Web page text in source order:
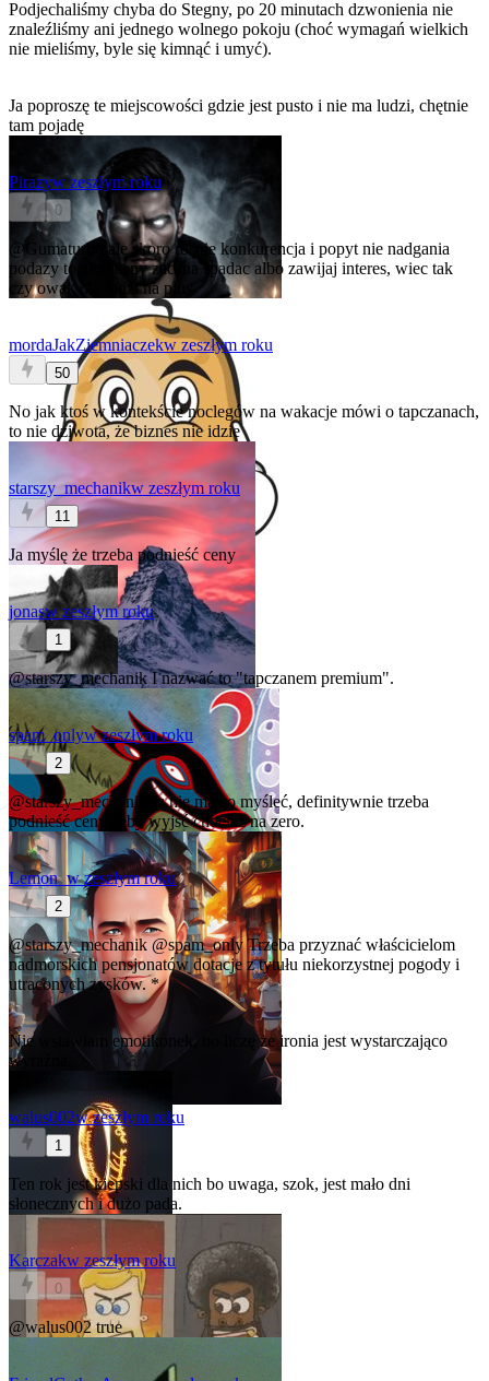
Podjechaliśmy chyba do Stegny, po 20 minutach dzwonienia nie
znaleźliśmy ani jednego wolnego pokoju (choć wymagań wielkich
nie mieliśmy, byle się kimnąć i umyć).
Ja poproszę te miejscowości gdzie jest pusto i nie ma ludzi, chętnie
tam pojadę
Pirazyw zeszłym roku
0
@Gumaturbo
ale skoro rosnie konkurencja i popyt nie nadgania
podazy to albo ceny zaczna spadac albo zawijaj interes, wiec tak
czy owak dla ludzi na plus
mordaJakZiemniaczekw zeszłym roku
50
No jak ktoś w kontekście noclegów na wakacje mówi o tapczanach,
to nie dziwota, że biznes nie idzie
starszy_mechanikw zeszłym roku
11
Ja myślę że trzeba podnieść ceny
jonasw zeszłym roku
1
@starszy_mechanikI nazwać to "tapczanem premium".
spam_onlyw zeszłym roku
2
@starszy_mechanik
tu nie ma co myśleć, definitywnie trzeba
podnieść ceny żeby wyjść chociaż na zero.
Lemon_w zeszłym roku
2
@starszy_mechanik @spam_onlyTrzeba przyznać właścicielom
nadmorskich pensjonatów dotacje z tytułu niekorzystnej pogody i
utraconych zysków. *
Nie wstawiam emotikonek, bo liczę że ironia jest wystarczająco
wyraźna.
walus002w zeszłym roku
1
Ten rok jest kiepski dla nich bo uwaga, szok, jest mało dni
słonecznych i dużo pada.
Karczakw zeszłym roku
0
@walus002true